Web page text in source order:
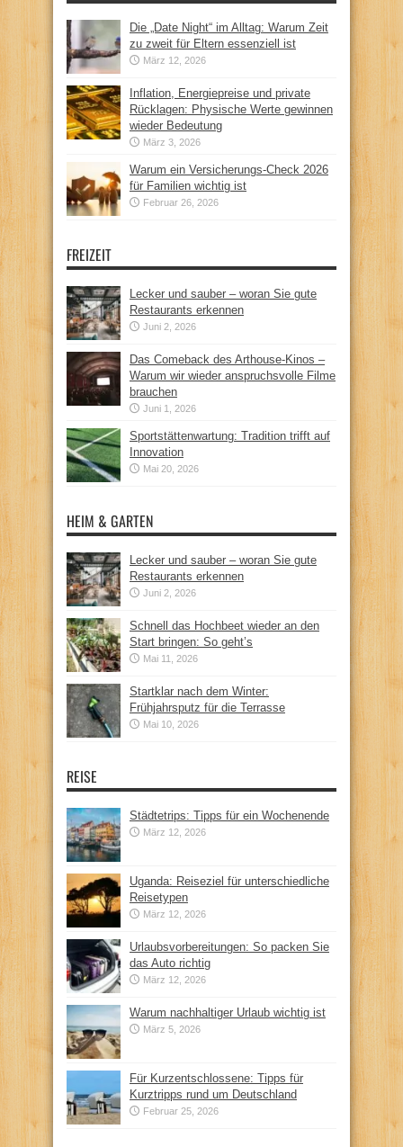
Die „Date Night“ im Alltag: Warum Zeit
zu zweit für Eltern essenziell ist
März 12, 2026
Inflation, Energiepreise und private
Rücklagen: Physische Werte gewinnen
wieder Bedeutung
März 3, 2026
Warum ein Versicherungs-Check 2026
für Familien wichtig ist
Februar 26, 2026
FREIZEIT
Lecker und sauber – woran Sie gute
Restaurants erkennen
Juni 2, 2026
Das Comeback des Arthouse-Kinos –
Warum wir wieder anspruchsvolle Filme
brauchen
Juni 1, 2026
Sportstättenwartung: Tradition trifft auf
Innovation
Mai 20, 2026
HEIM & GARTEN
Lecker und sauber – woran Sie gute
Restaurants erkennen
Juni 2, 2026
Schnell das Hochbeet wieder an den
Start bringen: So geht’s
Mai 11, 2026
Startklar nach dem Winter:
Frühjahrsputz für die Terrasse
Mai 10, 2026
REISE
Städtetrips: Tipps für ein Wochenende
März 12, 2026
Uganda: Reiseziel für unterschiedliche
Reisetypen
März 12, 2026
Urlaubsvorbereitungen: So packen Sie
das Auto richtig
März 12, 2026
Warum nachhaltiger Urlaub wichtig ist
März 5, 2026
Für Kurzentschlossene: Tipps für
Kurztripps rund um Deutschland
Februar 25, 2026